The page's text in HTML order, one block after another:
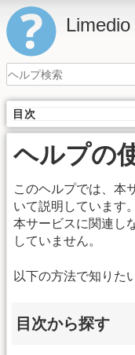
目次
ヘルプの
このヘルプでは、本
いて説明しています。
本サービスに関連し
していません。
以下の方法で知りた
目次から探す